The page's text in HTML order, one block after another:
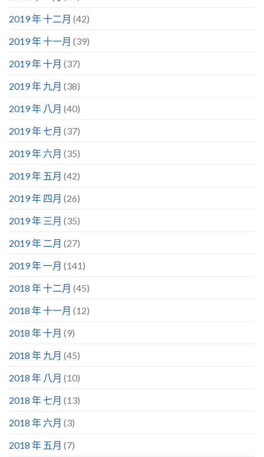
2019 年 十二月 (42)
2019 年 十一月 (39)
2019 年 十月 (37)
2019 年 九月 (38)
2019 年 八月 (40)
2019 年 七月 (37)
2019 年 六月 (35)
2019 年 五月 (42)
2019 年 四月 (26)
2019 年 三月 (35)
2019 年 二月 (27)
2019 年 一月 (141)
2018 年 十二月 (45)
2018 年 十一月 (12)
2018 年 十月 (9)
2018 年 九月 (45)
2018 年 八月 (10)
2018 年 七月 (13)
2018 年 六月 (3)
2018 年 五月 (7)